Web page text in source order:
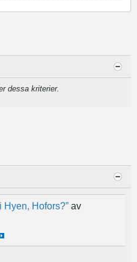
dessa kriterier.
Hyen, Hofors?” av